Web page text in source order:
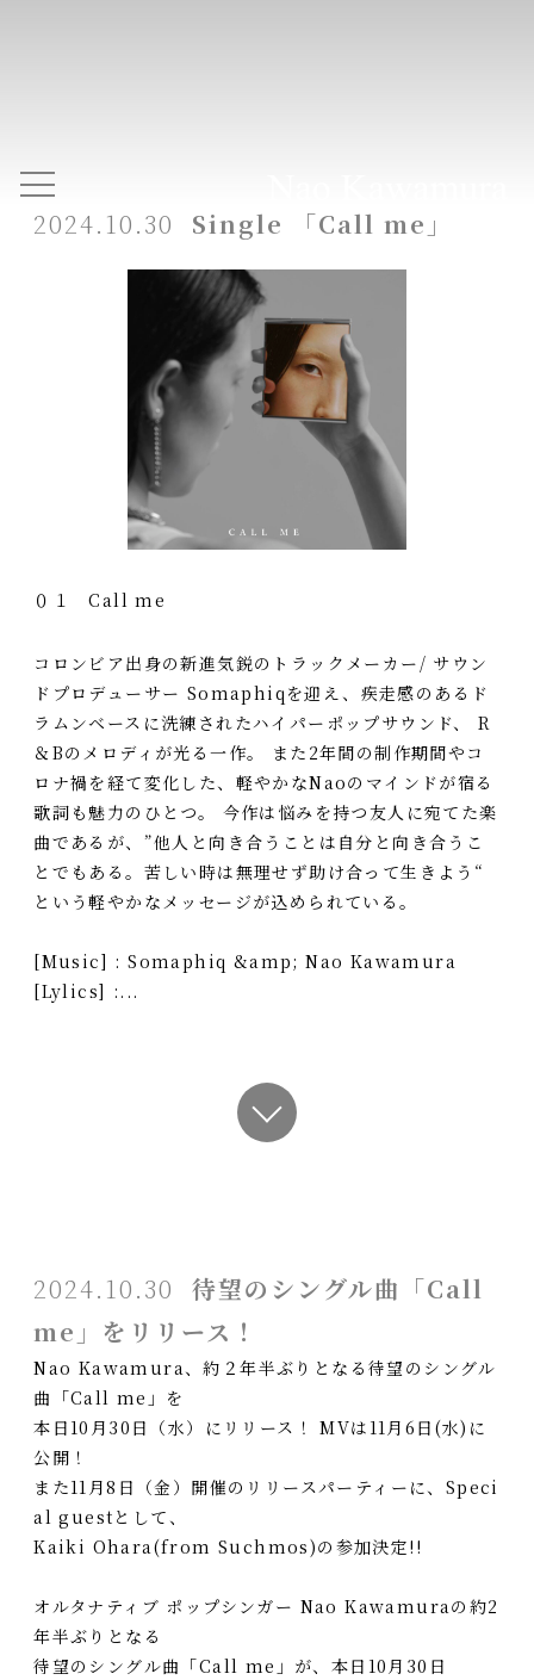
2024.10.30 Single 「Call me」
０１ Call me
コロンビア出身の新進気鋭のトラックメーカー/ サウン
ドプロデューサー Somaphiqを迎え、疾走感のあるド
ラムンベースに洗練されたハイパーポップサウンド、 R
＆Bのメロディが光る一作。 また2年間の制作期間やコ
ロナ禍を経て変化した、軽やかなNaoのマインドが宿る
歌詞も魅力のひとつ。 今作は悩みを持つ友人に宛てた楽
曲であるが、”他人と向き合うことは自分と向き合うこ
とでもある。苦しい時は無理せず助け合って生きよう“
という軽やかなメッセージが込められている。
[Music] : Somaphiq &amp; Nao Kawamura
[Lylics] :...
2024.10.30
待望のシングル曲「Call
me」をリリース！
Nao Kawamura、約２年半ぶりとなる待望のシングル
曲「Call me」を
本日10月30日（水）にリリース！ MVは11月6日(水)に
公開！
また11月8日（金）開催のリリースパーティーに、Speci
al guestとして、
Kaiki Ohara(from Suchmos)の参加決定!!
オルタナティブ ポップシンガー Nao Kawamuraの約2
年半ぶりとなる
待望のシングル曲「Call me」が、本日10月30日